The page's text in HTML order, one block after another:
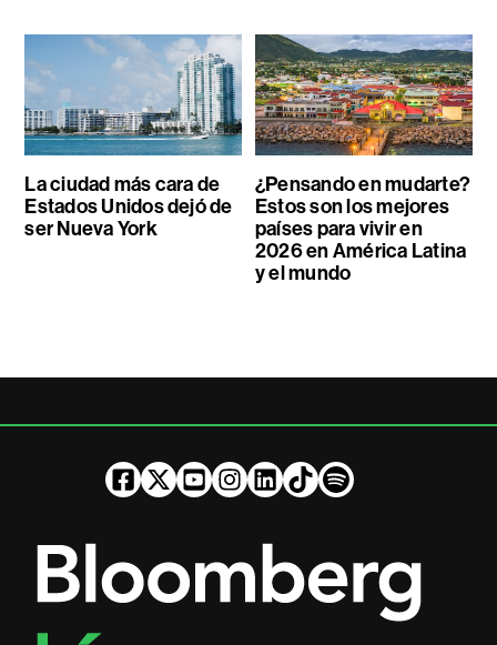
La ciudad más cara de
Estados Unidos dejó de
ser Nueva York
¿Pensando en mudarte?
Estos son los mejores
países para vivir en
2026 en América Latina
y el mundo